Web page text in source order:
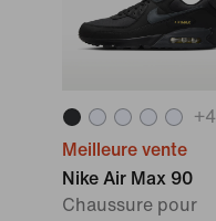
+4
Meilleure vente
Nike Air Max 90
Chaussure pour